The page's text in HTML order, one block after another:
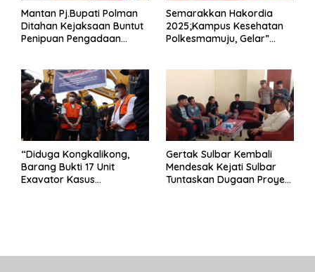
Mantan Pj.Bupati Polman
Ditahan Kejaksaan Buntut
Penipuan Pengadaan
Semarakkan Hakordia
2025;Kampus Kesehatan
Polkesmamuju, Gelar”
“Diduga Kongkalikong,
Barang Bukti 17 Unit
Exavator Kasus
Gertak Sulbar Kembali
Mendesak Kejati Sulbar
Tuntaskan Dugaan Proyek